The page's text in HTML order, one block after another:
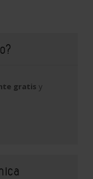
gratis y